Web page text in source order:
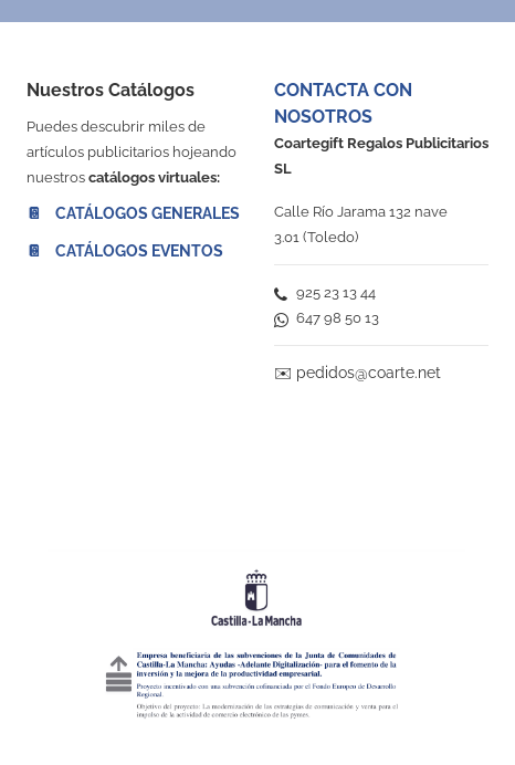
Nuestros Catálogos
Puedes descubrir miles de
artículos publicitarios hojeando
nuestros catálogos virtuales:
📔 CATÁLOGOS GENERALES
📔 CATÁLOGOS EVENTOS
CONTACTA CON
NOSOTROS
Coartegift Regalos Publicitarios
SL
Calle Río Jarama 132 nave
3.01 (Toledo)
925 23 13 44
647 98 50 13
✉️ pedidos@coarte.net